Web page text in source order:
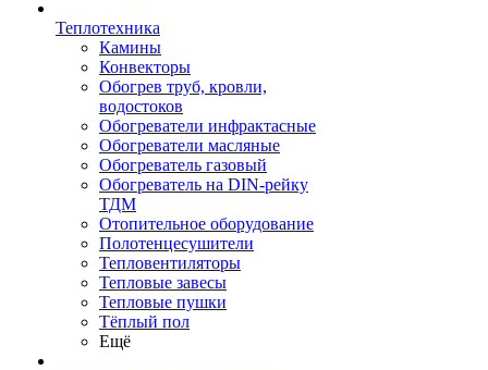
Теплотехника
Камины
Конвекторы
Обогрев труб, кровли,
водостоков
Обогреватели инфрактасные
Обогреватели масляные
Обогреватель газовый
Обогреватель на DIN-рейку
ТДМ
Отопительное оборудование
Полотенцесушители
Тепловентиляторы
Тепловые завесы
Тепловые пушки
Тёплый пол
Ещё